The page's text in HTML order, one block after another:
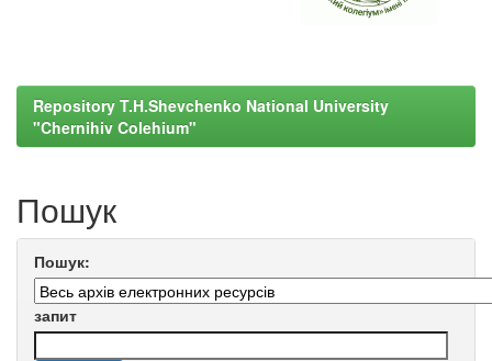
Repository T.H.Shevchenko National University
"Chernihiv Colehium"
Пошук
Пошук:
запит